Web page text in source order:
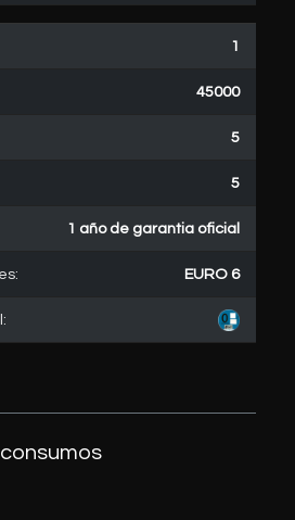
1
45000
5
5
1 año de garantia oficial
EURO 6